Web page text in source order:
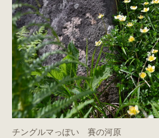
チングルマっぽい 賽の河原